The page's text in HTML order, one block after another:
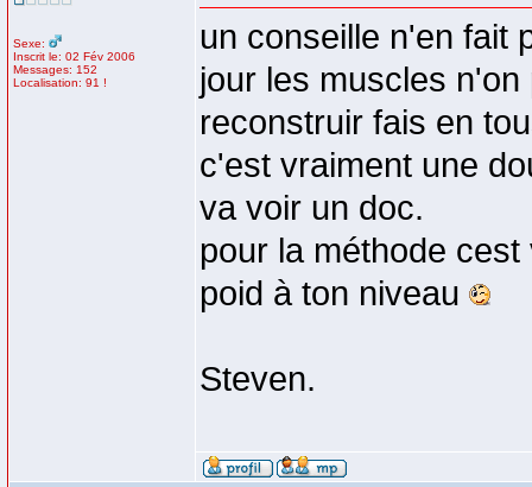
Sexe:
Inscrit le: 02 Fév 2006
Messages: 152
Localisation: 91 !
un conseille n'en fait
jour les muscles
reconstruir fais en
c'est vraiment une
va voir un doc.
pour la méthode
poid à ton niveau
Steven.